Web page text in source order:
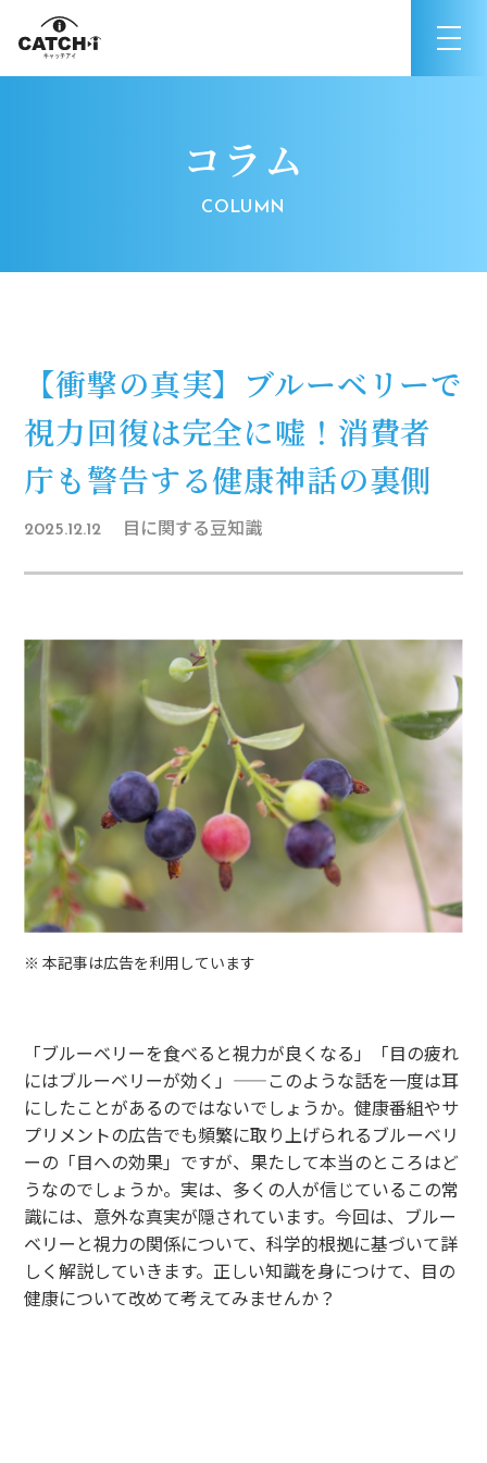
コラム
【衝撃の真実】ブルーベリーで
視力回復は完全に嘘！消費者
庁も警告する健康神話の裏側
2025.12.12 目に関する豆知識
※ 本記事は広告を利用しています
「ブルーベリーを食べると視力が良くなる」「目の疲れ
にはブルーベリーが効く」——このような話を一度は耳
にしたことがあるのではないでしょうか。健康番組やサ
プリメントの広告でも頻繁に取り上げられるブルーベリ
ーの「目への効果」ですが、果たして本当のところはど
うなのでしょうか。実は、多くの人が信じているこの常
識には、意外な真実が隠されています。今回は、ブルー
ベリーと視力の関係について、科学的根拠に基づいて詳
しく解説していきます。正しい知識を身につけて、目の
健康について改めて考えてみませんか？